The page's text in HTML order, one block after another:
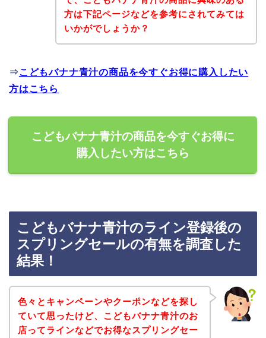
方は下記ページなどを参考にされてみては
いかがでしょうか？
⇒ こどもバナナ青汁の商品を今すぐお得に購入したい
方はこちら
こどもバナナ青汁の商品を今すぐお得に
購入したい方はこちら
こどもバナナ青汁のライン登録後の
スプリングセールの有無を調査した
結果！
色々とキャンペーンやクーポンなどを探し
ていて思ったけど、こどもバナナ青汁のお
店ってラインなどでお得なスプリングセー